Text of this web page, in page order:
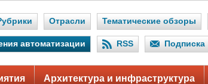
Отрасли Тематические обзоры
автоматизации RSS Подписка
Архитектура и инфраструктура